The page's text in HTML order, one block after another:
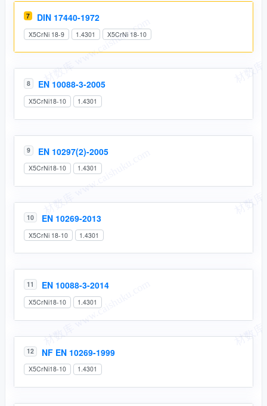
7 DIN 17440-1972
X5CrNi 18-9 1.4301 X5CrNi 18-10
8 EN 10088-3-2005
X5CrNi18-10 1.4301
9 EN 10297(2)-2005
X5CrNi18-10 1.4301
10 EN 10269-2013
X5CrNi 18-10 1.4301
11 EN 10088-3-2014
X5CrNi18-10 1.4301
12 NF EN 10269-1999
X5CrNi18-10 1.4301